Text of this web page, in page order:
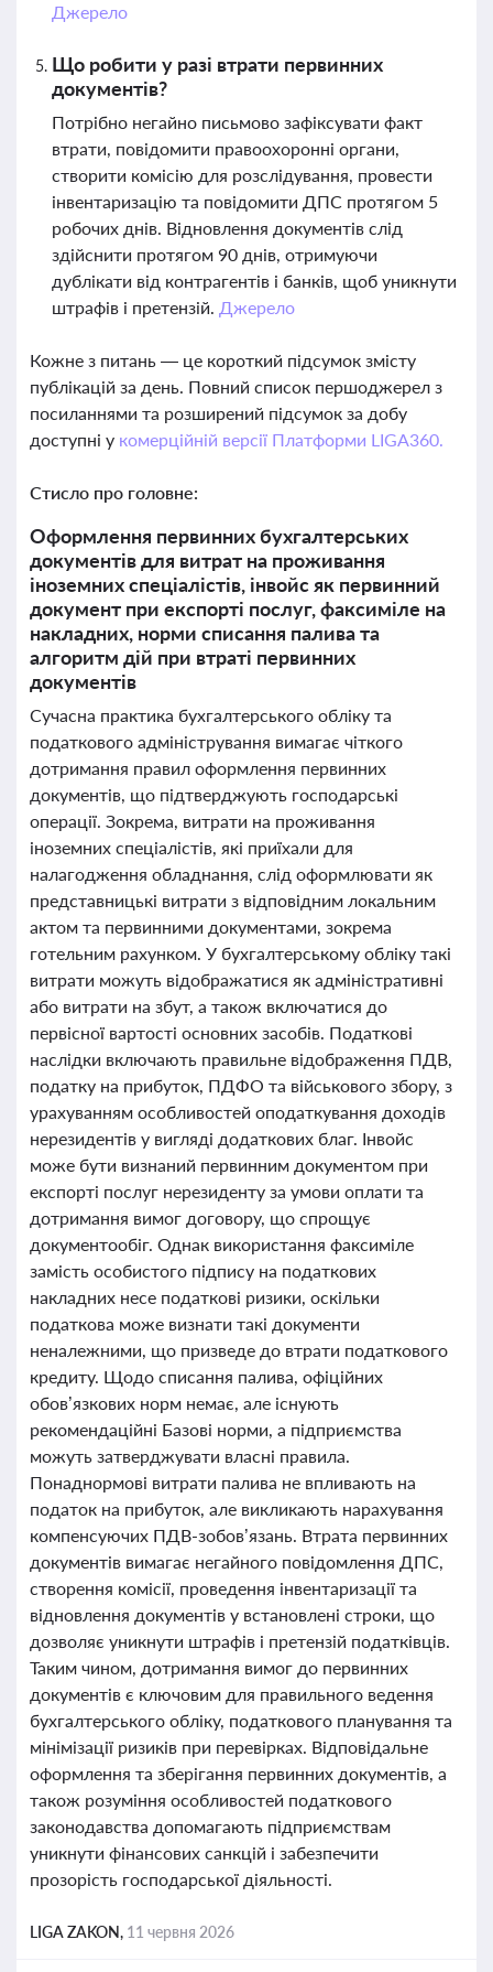
Джерело
Що робити у разі втрати первинних
документів?
Потрібно негайно письмово зафіксувати факт
втрати, повідомити правоохоронні органи,
створити комісію для розслідування, провести
інвентаризацію та повідомити ДПС протягом 5
робочих днів. Відновлення документів слід
здійснити протягом 90 днів, отримуючи
дублікати від контрагентів і банків, щоб уникнути
штрафів і претензій. Джерело
Кожне з питань — це короткий підсумок змісту
публікацій за день. Повний список першоджерел з
посиланнями та розширений підсумок за добу
доступні у комерційній версії Платформи LIGA360.
Стисло про головне:
Оформлення первинних бухгалтерських
документів для витрат на проживання
іноземних спеціалістів, інвойс як первинний
документ при експорті послуг, факсиміле на
накладних, норми списання палива та
алгоритм дій при втраті первинних
документів
Сучасна практика бухгалтерського обліку та
податкового адміністрування вимагає чіткого
дотримання правил оформлення первинних
документів, що підтверджують господарські
операції. Зокрема, витрати на проживання
іноземних спеціалістів, які приїхали для
налагодження обладнання, слід оформлювати як
представницькі витрати з відповідним локальним
актом та первинними документами, зокрема
готельним рахунком. У бухгалтерському обліку такі
витрати можуть відображатися як адміністративні
або витрати на збут, а також включатися до
первісної вартості основних засобів. Податкові
наслідки включають правильне відображення ПДВ,
податку на прибуток, ПДФО та військового збору, з
урахуванням особливостей оподаткування доходів
нерезидентів у вигляді додаткових благ. Інвойс
може бути визнаний первинним документом при
експорті послуг нерезиденту за умови оплати та
дотримання вимог договору, що спрощує
документообіг. Однак використання факсиміле
замість особистого підпису на податкових
накладних несе податкові ризики, оскільки
податкова може визнати такі документи
неналежними, що призведе до втрати податкового
кредиту. Щодо списання палива, офіційних
обов’язкових норм немає, але існують
рекомендаційні Базові норми, а підприємства
можуть затверджувати власні правила.
Понаднормові витрати палива не впливають на
податок на прибуток, але викликають нарахування
компенсуючих ПДВ-зобов’язань. Втрата первинних
документів вимагає негайного повідомлення ДПС,
створення комісії, проведення інвентаризації та
відновлення документів у встановлені строки, що
дозволяє уникнути штрафів і претензій податківців.
Таким чином, дотримання вимог до первинних
документів є ключовим для правильного ведення
бухгалтерського обліку, податкового планування та
мінімізації ризиків при перевірках. Відповідальне
оформлення та зберігання первинних документів, а
також розуміння особливостей податкового
законодавства допомагають підприємствам
уникнути фінансових санкцій і забезпечити
прозорість господарської діяльності.
LIGA ZAKON, 11 червня 2026